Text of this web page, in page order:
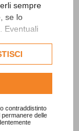
sempre
se lo
Eventuali
contraddistinto
delle
di tutto “bene
per
1977) è un
artistica
collettiva,
un linguaggio